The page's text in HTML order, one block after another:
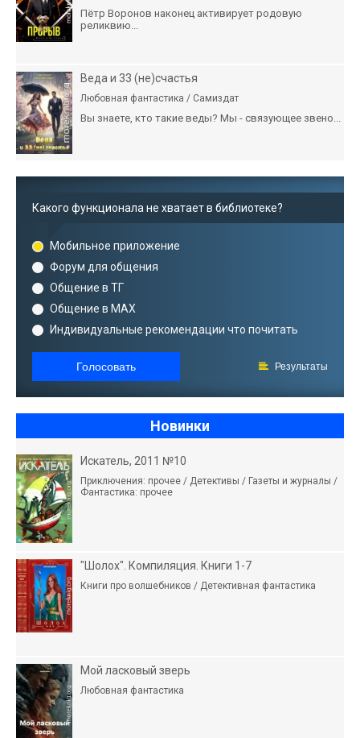
Пётр Воронов наконец активирует родовую
реликвию...
Веда и 33 (не)счастья
Любовная фантастика / Самиздат
Вы знаете, кто такие веды? Мы - связующее звено...
Какого функционала не хватает в библиотеке?
Мобильное приложение
Форум для общения
Общение в ТГ
Общение в MAX
Индивидуальные рекомендации что почитать
Голосовать Результаты
Новинки
Искатель, 2011 №10
Приключения: прочее / Детективы / Газеты и журналы /
Фантастика: прочее
"Шолох". Компиляция. Книги 1-7
Книги про волшебников / Детективная фантастика
Мой ласковый зверь
Любовная фантастика